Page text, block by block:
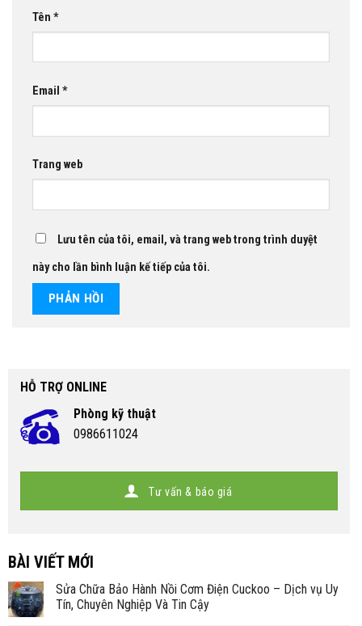
Tên *
Email *
Trang web
Lưu tên của tôi, email, và trang web trong trình duyệt
này cho lần bình luận kế tiếp của tôi.
HỖ TRỢ ONLINE
Phòng kỹ thuật
0986611024
Tư vấn & báo giá
BÀI VIẾT MỚI
Sửa Chữa Bảo Hành Nồi Cơm Điện Cuckoo – Dịch vụ Uy
Tín, Chuyên Nghiệp Và Tin Cậy